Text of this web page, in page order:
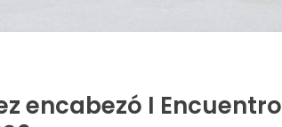
encabezó I Encuentro